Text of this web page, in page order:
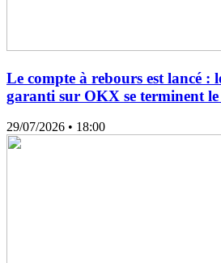
Le compte à rebours est lancé :
garanti sur OKX se terminent
29/07/2026 • 18:00